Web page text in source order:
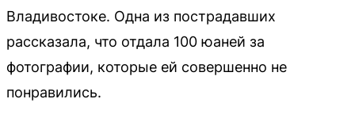
Владивостоке. Одна из пострадавших
рассказала, что отдала 100 юаней за
фотографии, которые ей совершенно не
понравились.